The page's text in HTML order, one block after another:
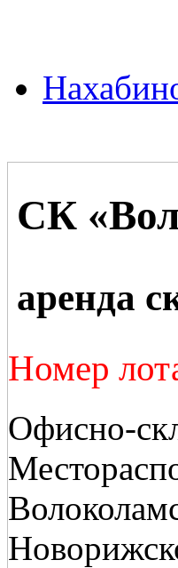
СК
аренда
Номер
Офисно-